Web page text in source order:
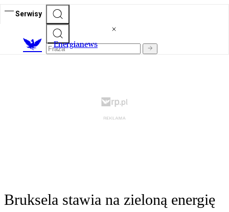
Serwisy
Energianews
Bruksela stawia na zieloną energię